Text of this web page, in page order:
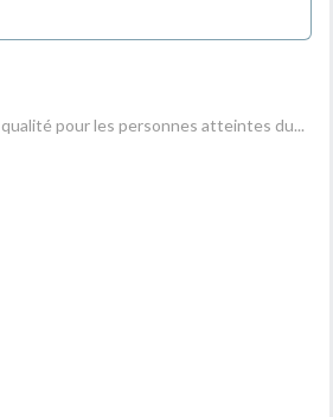
pour les personnes atteintes du...